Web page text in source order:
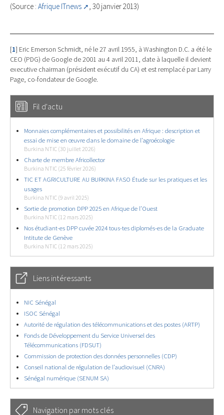
(Source : Afrique ITnews , 30 janvier 2013)
[1] Eric Emerson Schmidt, né le 27 avril 1955, à Washington D.C. a été le
CEO (PDG) de Google de 2001 au 4 avril 2011, date à laquelle il devient
executive chairman (président exécutif du CA) et est remplacé par Larry
Page, co-fondateur de Google.
Fil d'actu
Monnaies complémentaires et possibilités en Afrique : description et
essai de mise en œuvre dans le domaine de l’agroécologie
Burkina NTIC (30 juillet 2026)
Charte de membre Africollector
Burkina NTIC (25 février 2026)
TIC ET AGRICULTURE AU BURKINA FASO Étude sur les pratiques et les
usages
Burkina NTIC (9 avril 2025)
Sortie de promotion DPP 2025 en Afrique de l’Ouest
Burkina NTIC (12 mars 2025)
Nos étudiant-es DPP cuvée 2024 tous-tes diplomés-es de la Graduate
Intitute de Genève
Burkina NTIC (12 mars 2025)
Liens intéressants
NIC Sénégal
ISOC Sénégal
Autorité de régulation des télécommunications et des postes (ARTP)
Fonds de Développement du Service Universel des
Télécommunications (FDSUT)
Commission de protection des données personnelles (CDP)
Conseil national de régulation de l’audiovisuel (CNRA)
Sénégal numérique (SENUM SA)
Navigation par mots clés